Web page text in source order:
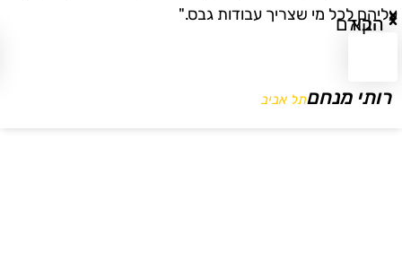
עליהם לכל מי שצריך עבודות גבס."
רותי מנחםתל אביב
הקודם
הבא